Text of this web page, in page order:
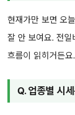
현재가만 보면 오
잘 안 보여요. 전
흐름이 읽히거든요.
Q. 업종별 시